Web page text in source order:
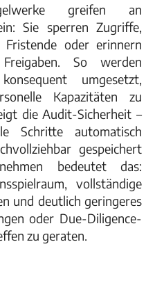
greifen an
Sie sperren Zugriffe,
Fristende oder erinnern
So werden
umgesetzt,
Kapazitäten zu
die Audit-Sicherheit –
Schritte automatisch
gespeichert
bedeutet das:
vollständige
und deutlich geringeres
oder Due-Diligence-
zu geraten.